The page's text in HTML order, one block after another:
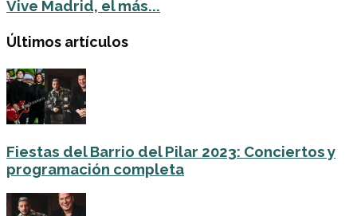
Vive Madrid, el más...
Últimos artículos
Fiestas del Barrio del Pilar 2023: Conciertos y
programación completa